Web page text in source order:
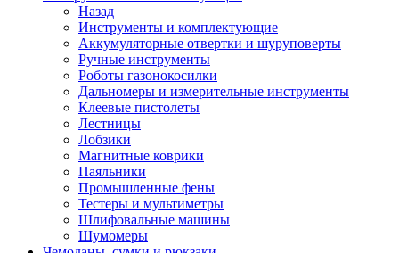
Назад
Инструменты и комплектующие
Аккумуляторные отвертки и шуруповерты
Ручные инструменты
Роботы газонокосилки
Дальномеры и измерительные инструменты
Клеевые пистолеты
Лестницы
Лобзики
Магнитные коврики
Паяльники
Промышленные фены
Тестеры и мультиметры
Шлифовальные машины
Шумомеры